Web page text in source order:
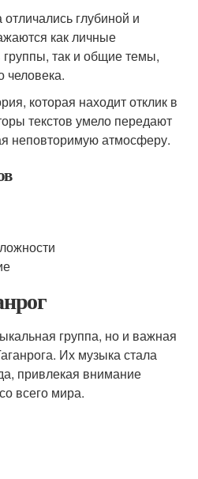
глубиной и
как личные
так и общие темы,
человека.
которая находит отклик в
текстов умело передают
неповторимую атмосферу.
группа, но и важная
Их музыка стала
привлекая внимание
всего мира.